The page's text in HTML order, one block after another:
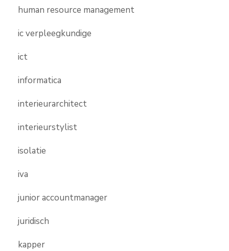
human resource management
ic verpleegkundige
ict
informatica
interieurarchitect
interieurstylist
isolatie
iva
junior accountmanager
juridisch
kapper